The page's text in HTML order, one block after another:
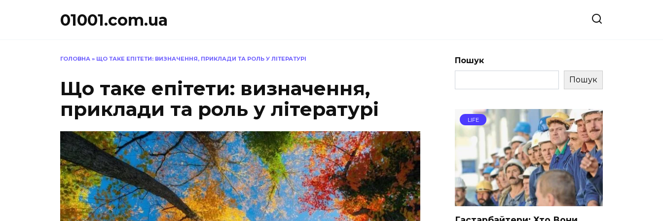
01001.com.ua
ГОЛОВНА » ЩО ТАКЕ ЕПІТЕТИ: ВИЗНАЧЕННЯ, ПРИКЛАДИ ТА РОЛЬ У ЛІТЕРАТУРІ
Що таке епітети: визначення,
приклади та роль у літературі
Пошук
Пошук
LIFE